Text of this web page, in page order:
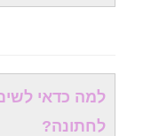
למה כדאי
לחתונה?